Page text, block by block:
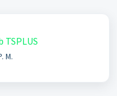
TSPLUS
M.